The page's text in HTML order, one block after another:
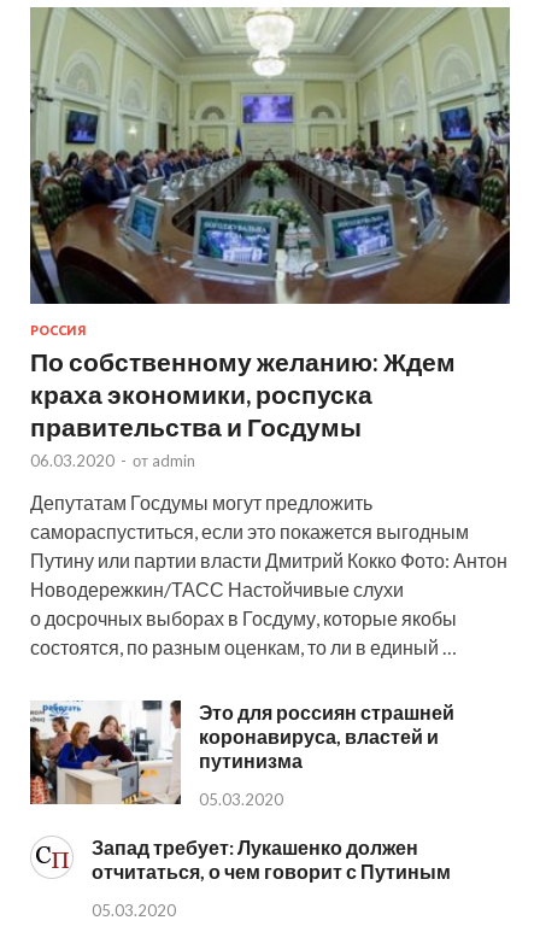
РОССИЯ
По собственному желанию: Ждем
краха экономики, роспуска
правительства и Госдумы
06.03.2020 - от admin
Депутатам Госдумы могут предложить
самораспуститься, если это покажется выгодным
Путину или партии власти Дмитрий Кокко Фото: Антон
Новодережкин/ТАСС Настойчивые слухи
о досрочных выборах в Госдуму, которые якобы
состоятся, по разным оценкам, то ли в единый …
Это для россиян страшней
коронавируса, властей и
путинизма
05.03.2020
Запад требует: Лукашенко должен
отчитаться, о чем говорит с Путиным
05.03.2020